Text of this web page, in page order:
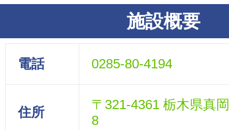
施設概要
電話 0285-80-4194
住所
〒321-4361 栃木県真
8